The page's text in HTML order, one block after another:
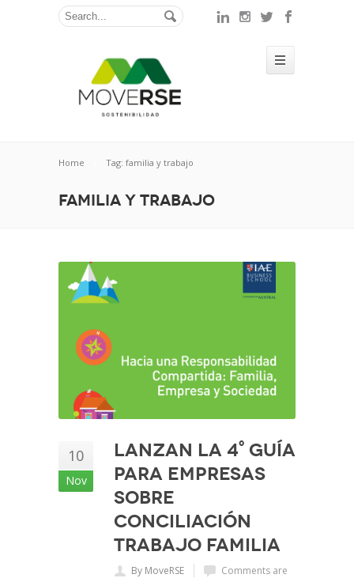
Home Tag: familia y trabajo
familia y trabajo
10
Nov
Lanzan la 4° Guía
para Empresas
sobre
Conciliación
Trabajo Familia
By MoveRSE
Comments are